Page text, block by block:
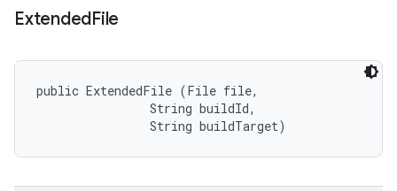
ExtendedFile
public ExtendedFile (File file,
                String buildId,
                String buildTarget)